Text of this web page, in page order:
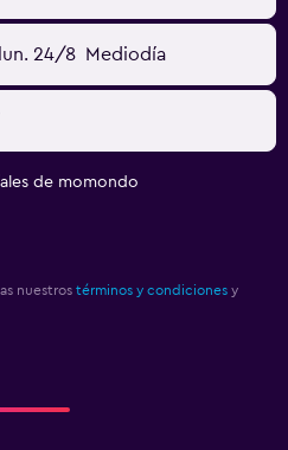
lun. 24/8 Mediodía
de momondo
nuestros términos y condiciones y